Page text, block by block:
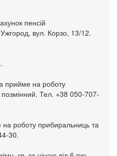
пенсій
вул. Корзо, 13/12.
прийме на роботу
Тел. +38 050-707-
роботу прибиральниць та
30.